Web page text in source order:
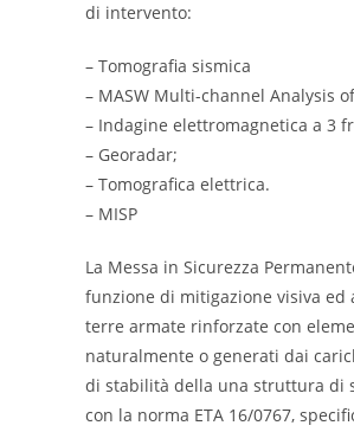
di intervento:
– Tomografia sismica
– MASW Multi-channel Analysis
– Indagine elettromagnetica a 3
– Georadar;
– Tomografica elettrica.
– MISP
La Messa in Sicurezza
funzione di mitigazione visiva ed
terre armate rinforzate con
naturalmente o generati dai
di stabilità della una struttura di
con la norma ETA 16/0767,